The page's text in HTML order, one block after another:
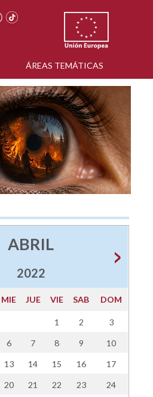
ÁREAS TEMÁTICAS
ABRIL
2022
MIE JUE VIE SAB DOM
1 2 3
6 7 8 9 10
13 14 15 16 17
20 21 22 23 24